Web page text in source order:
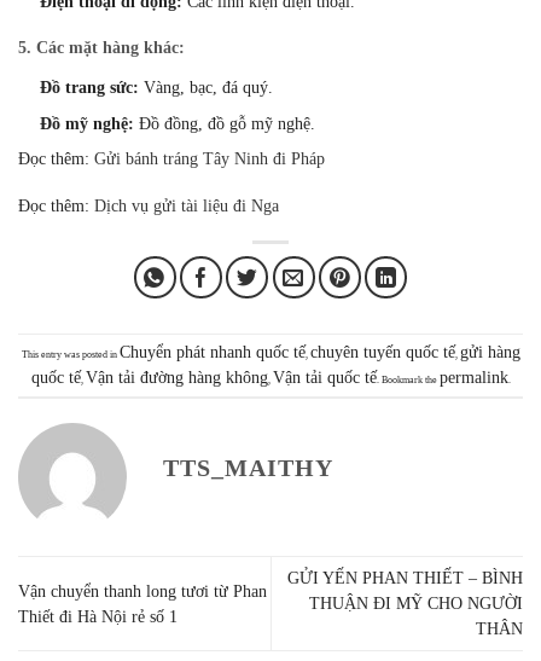
5. Các mặt hàng khác:
Đồ trang sức:Vàng,bạc,đá quý.
Đồ mỹ nghệ:Đồ đồng,đồ gỗ mỹ nghệ.
Đọc thêm: Gửi bánh tráng Tây Ninh đi Pháp
Đọc thêm: Dịch vụ gửi tài liệu đi Nga
This entry was posted in Chuyển phát nhanh quốc tế, chuyên tuyến quốc tế, gửi hàng
quốc tế, Vận tải đường hàng không, Vận tải quốc tế. Bookmark the permalink.
TTS_MAITHY
Vận chuyển thanh long tươi từ Phan
Thiết đi Hà Nội rẻ số 1
GỬI YẾN PHAN THIẾT – BÌNH
THUẬN ĐI MỸ CHO NGƯỜI
THÂN